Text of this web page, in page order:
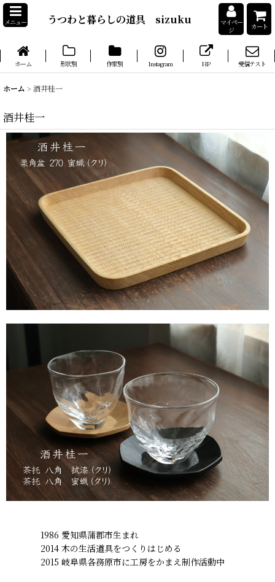
メニュー うつわと暮らしの道具 sizuku
マイペー
ジ
カート
ホーム 形状別 作家別 Instagram HP 受信テスト
ホーム > 酒井桂一
酒井桂一
1986 愛知県蒲郡市生まれ
2014 木の生活道具をつくりはじめる
2015 岐阜県各務原市に工房をかまえ制作活動中